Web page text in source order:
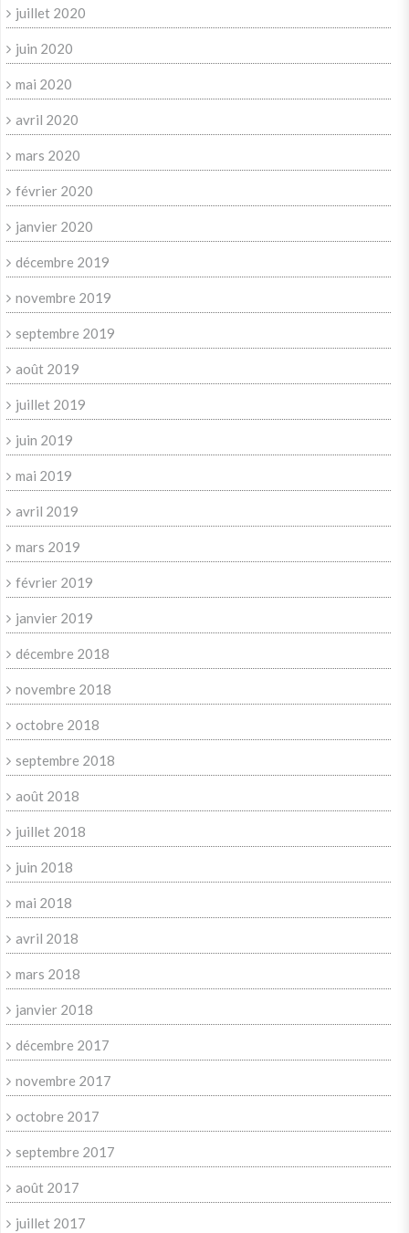
juillet 2020
juin 2020
mai 2020
avril 2020
mars 2020
février 2020
janvier 2020
décembre 2019
novembre 2019
septembre 2019
août 2019
juillet 2019
juin 2019
mai 2019
avril 2019
mars 2019
février 2019
janvier 2019
décembre 2018
novembre 2018
octobre 2018
septembre 2018
août 2018
juillet 2018
juin 2018
mai 2018
avril 2018
mars 2018
janvier 2018
décembre 2017
novembre 2017
octobre 2017
septembre 2017
août 2017
juillet 2017